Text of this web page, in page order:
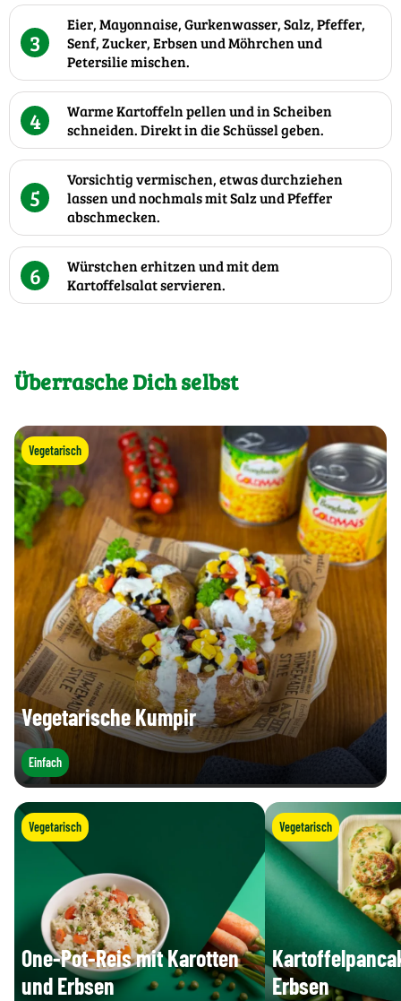
3
Eier, Mayonnaise, Gurkenwasser, Salz, Pfeffer,
Senf, Zucker, Erbsen und Möhrchen und
Petersilie mischen.
4
Warme Kartoffeln pellen und in Scheiben
schneiden. Direkt in die Schüssel geben.
5
Vorsichtig vermischen, etwas durchziehen
lassen und nochmals mit Salz und Pfeffer
abschmecken.
6
Würstchen erhitzen und mit dem
Kartoffelsalat servieren.
Überrasche Dich selbst
Vegetarisch
Vegetarische Kumpir
Einfach
Vegetarisch
One-Pot-Reis mit Karotten
und Erbsen
Vegetarisch
Erbsen